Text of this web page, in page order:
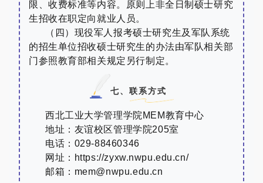
限、收费标准等内容。 原则上非全日制硕士研究
生招收在职定向就业人员。
（四）现役军人报考硕士研究生及军队系统
的招生单位招收硕士研究生的办法由军队相关部
门参照教育部相关规定另行制定。
七、联系方式
西北工业大学管理学院 MEM教育中心
地址：友谊校区管理学院205室
电话： 029-88460346
网址： https://zyxw.nwpu.edu.cn/
邮箱： mem@nwpu.edu.cn